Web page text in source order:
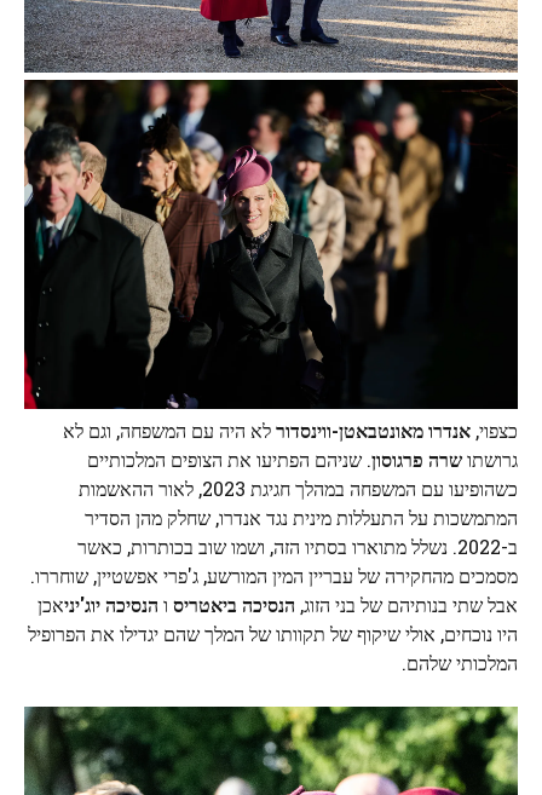
כצפוי, אנדרו מאונטבאטן-ווינסדורלא היה עם המשפחה, וגם לא
גרושתושרה פרגוסון. שניהם הפתיעו את הצופים המלכותיים
כשהופיעו עם המשפחה במהלך חגיגת 2023, לאור ההאשמות
המתמשכות על התעללות מינית נגד אנדרו, שחלק מהן הסדיר
ב-2022. נשלל מתוארו בסתיו הזה, ושמו שוב בכותרות, כאשר
מסמכים מהחקירה של עבריין המין המורשע, ג'פרי אפשטיין, שוחררו.
אבל שתי בנותיהם של בני הזוג, הנסיכה ביאטריס ו הנסיכה יוג'יניאכן
היו נוכחים, אולי שיקוף של תקוותו של המלך שהם יגדילו את הפרופיל
המלכותי שלהם.